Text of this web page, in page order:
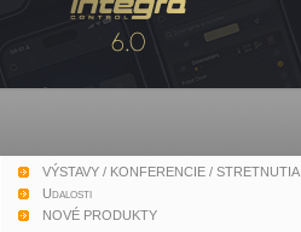
VÝSTAVY / KONFERENCIE / STRETNUTIA
Udalosti
NOVÉ PRODUKTY